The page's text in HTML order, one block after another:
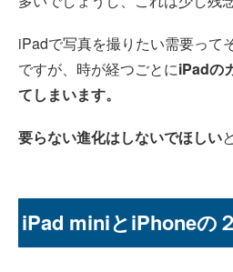
iPadで写真を撮りたい需要って
ですが、時が経つごとにiPadの
てしまいます。
要らない進化はしないでほしい
iPad miniとiPhoneの